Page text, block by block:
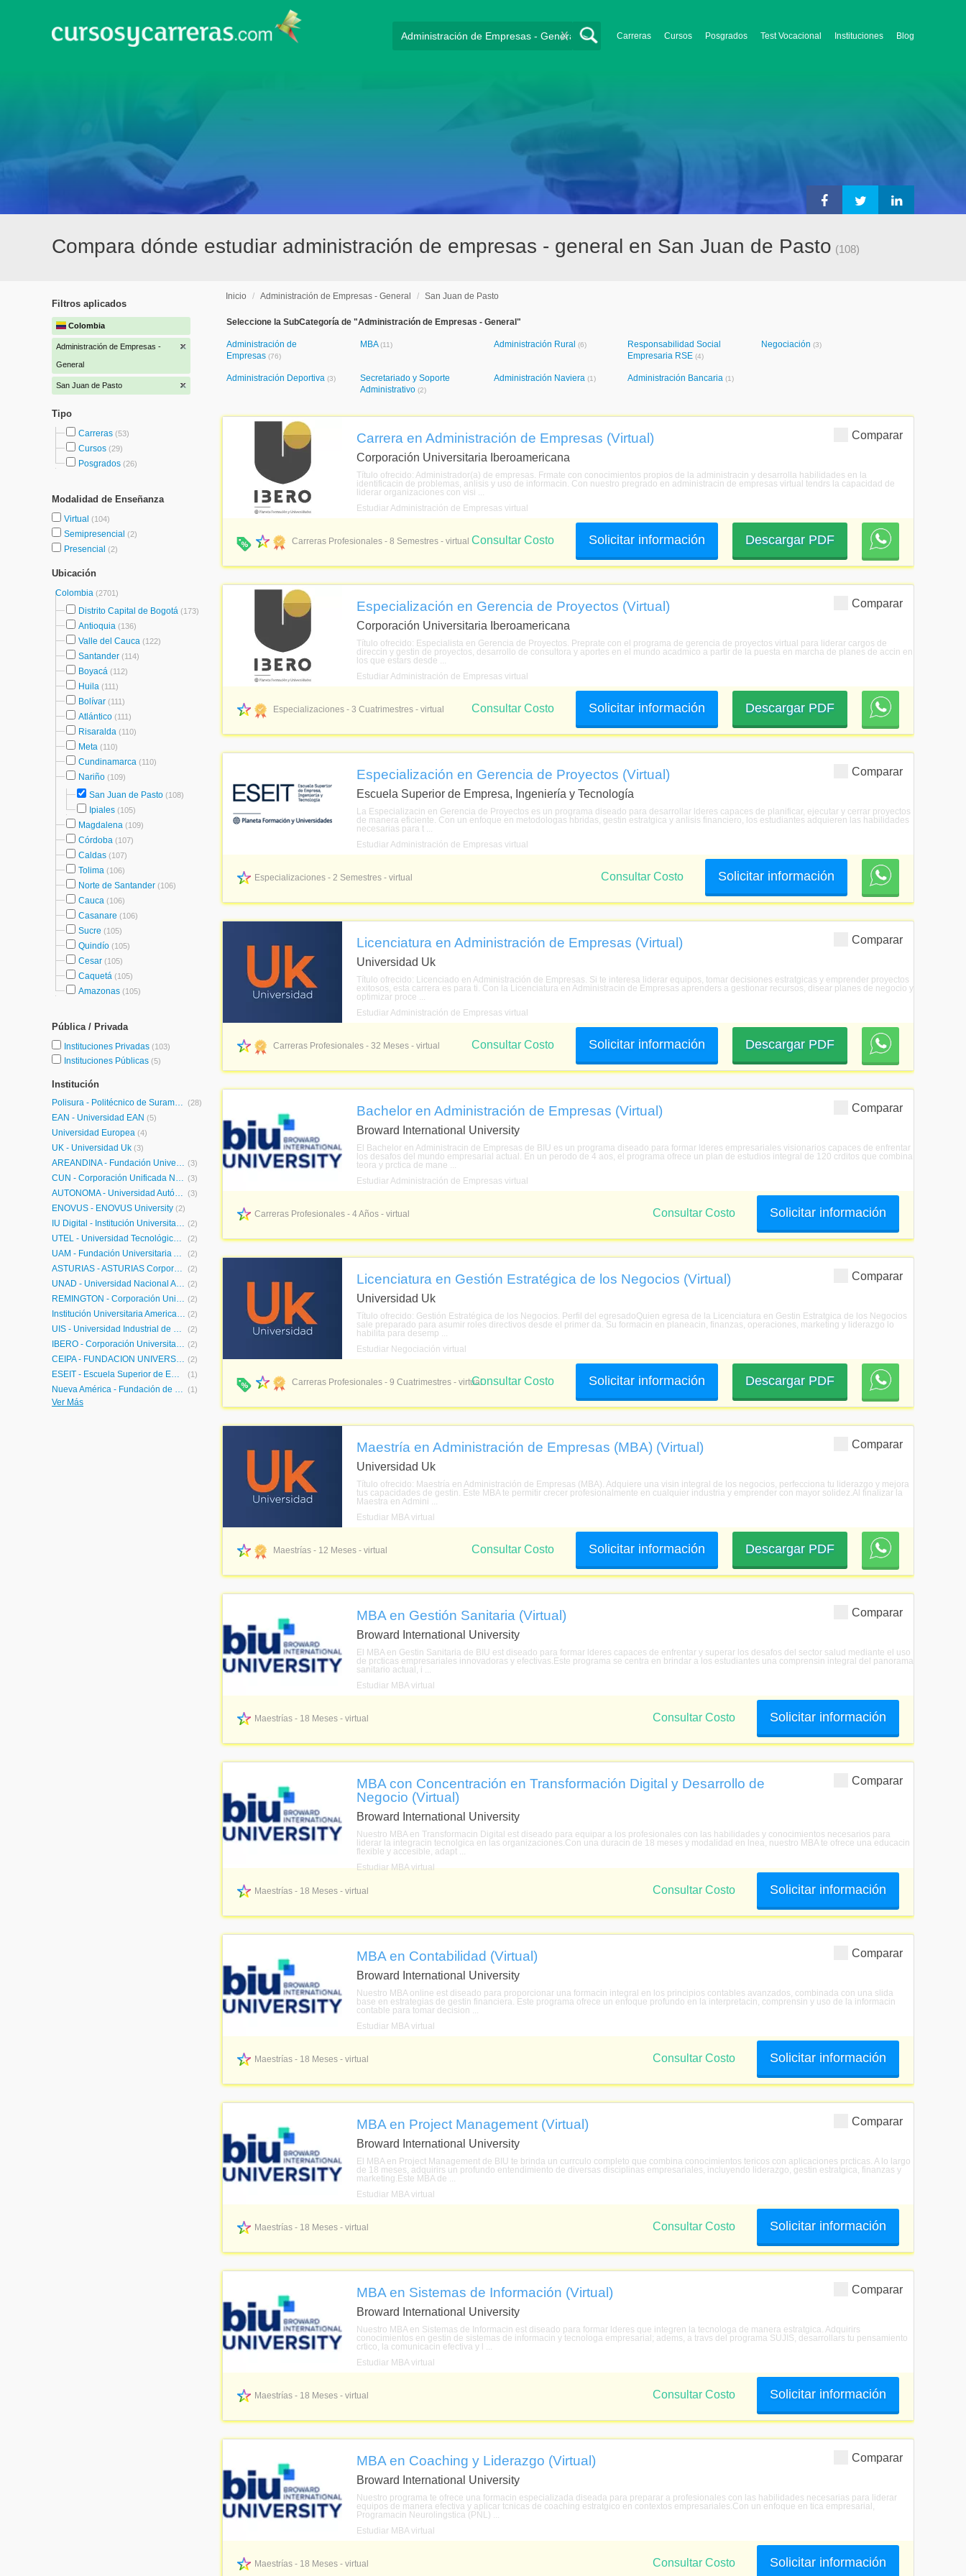
Carreras Cursos Posgrados Test Vocacional Instituciones Blog
X
Compara dónde estudiar administración de empresas - general en San Juan de Pasto (108)
Filtros aplicados
Colombia
Administración de Empresas -
General
San Juan de Pasto
Tipo
Carreras (53)
Cursos (29)
Posgrados (26)
Modalidad de Enseñanza
Virtual (104)
Semipresencial (2)
Presencial (2)
Ubicación
Colombia (2701)
Distrito Capital de Bogotá (173)
Antioquia (136)
Valle del Cauca (122)
Santander (114)
Boyacá (112)
Huila (111)
Bolívar (111)
Atlántico (111)
Risaralda (110)
Meta (110)
Cundinamarca (110)
Nariño (109)
San Juan de Pasto (108)
Ipiales (105)
Magdalena (109)
Córdoba (107)
Caldas (107)
Tolima (106)
Norte de Santander (106)
Cauca (106)
Casanare (106)
Sucre (105)
Quindío (105)
Cesar (105)
Caquetá (105)
Amazonas (105)
Pública / Privada
Instituciones Privadas (103)
Instituciones Públicas (5)
Institución
Polisura - Politécnico de Suramérica (28)
EAN - Universidad EAN (5)
Universidad Europea (4)
UK - Universidad Uk (3)
ÁREANDINA - Fundación Universitaria del Área Andina (3)
CUN - Corporación Unificada Nacional de Educación Superior (3)
AUTÓNOMA - Universidad Autónoma de Manizales (3)
ENOVUS - ENOVUS University (2)
IU Digital - Institución Universitaria Digital de Antioquia (2)
UTEL - Universidad Tecnológica Latinoamericana en Línea Colombia (2)
UAM - Fundación Universitaria Autónoma de las Américas (2)
ASTURIAS - ASTURIAS Corporación Universitaria (2)
UNAD - Universidad Nacional Abierta y a Distancia (2)
REMINGTON - Corporación Universitaria Remington (2)
Institución Universitaria Americana (2)
UIS - Universidad Industrial de Santander (2)
IBERO - Corporación Universitaria Iberoamericana (2)
CEIPA - FUNDACION UNIVERSITARIA-CEIPA- (2)
ESEIT - Escuela Superior de Empresa, Ingeniería y Tecnología (1)
Nueva América - Fundación de Educación Superior (1)
Ver Más
Inicio / Administración de Empresas - General / San Juan de Pasto
Seleccione la SubCategoría de "Administración de Empresas - General"
Administración de
Empresas (76)
MBA(11) Administración Rural (6)
Responsabilidad Social
Empresaria RSE (4)
Negociación (3)
Administración Deportiva (3)
Secretariado y Soporte
Administrativo (2)
Administración Naviera (1) Administración Bancaria (1)
Comparar
Carrera en Administración de Empresas (Virtual)
Corporación Universitaria Iberoamericana
Título ofrecido: Administrador(a) de empresas. Frmate con conocimientos propios de la administracin y desarrolla habilidades en la
identificacin de problemas, anlisis y uso de informacin. Con nuestro pregrado en administracin de empresas virtual tendrs la capacidad de
liderar organizaciones con visi ...
Estudiar Administración de Empresas virtual
Carreras Profesionales - 8 Semestres - virtual Descargar PDF
Solicitar información
Consultar Costo
Comparar
Especialización en Gerencia de Proyectos (Virtual)
Corporación Universitaria Iberoamericana
Título ofrecido: Especialista en Gerencia de Proyectos. Preprate con el programa de gerencia de proyectos virtual para liderar cargos de
direccin y gestin de proyectos, desarrollo de consultora y aportes en el mundo acadmico a partir de la puesta en marcha de planes de accin en
los que estars desde ...
Estudiar Administración de Empresas virtual
Especializaciones - 3 Cuatrimestres - virtual Descargar PDF
Solicitar información
Consultar Costo
Comparar
Especialización en Gerencia de Proyectos (Virtual)
Escuela Superior de Empresa, Ingeniería y Tecnología
La Especializacin en Gerencia de Proyectos es un programa diseado para desarrollar lderes capaces de planificar, ejecutar y cerrar proyectos
de manera eficiente. Con un enfoque en metodologas hbridas, gestin estratgica y anlisis financiero, los estudiantes adquieren las habilidades
necesarias para t ...
Estudiar Administración de Empresas virtual
Especializaciones - 2 Semestres - virtual Solicitar información
Consultar Costo
Comparar
Licenciatura en Administración de Empresas (Virtual)
Universidad Uk
Título ofrecido: Licenciado en Administración de Empresas. Si te interesa liderar equipos, tomar decisiones estratgicas y emprender proyectos
exitosos, esta carrera es para ti. Con la Licenciatura en Administracin de Empresas aprenders a gestionar recursos, disear planes de negocio y
optimizar proce ...
Estudiar Administración de Empresas virtual
Carreras Profesionales - 32 Meses - virtual Descargar PDF
Solicitar información
Consultar Costo
Comparar
Bachelor en Administración de Empresas (Virtual)
Broward International University
El Bachelor en Administracin de Empresas de BIU es un programa diseado para formar lderes empresariales visionarios capaces de enfrentar
los desafos del mundo empresarial actual. En un perodo de 4 aos, el programa ofrece un plan de estudios integral de 120 crditos que combina
teora y prctica de mane ...
Estudiar Administración de Empresas virtual
Carreras Profesionales - 4 Años - virtual Solicitar información
Consultar Costo
Comparar
Licenciatura en Gestión Estratégica de los Negocios (Virtual)
Universidad Uk
Título ofrecido: Gestión Estratégica de los Negocios. Perfil del egresadoQuien egresa de la Licenciatura en Gestin Estratgica de los Negocios
sale preparado para asumir roles directivos desde el primer da. Su formacin en planeacin, finanzas, operaciones, marketing y liderazgo lo
habilita para desemp ...
Estudiar Negociación virtual
Carreras Profesionales - 9 Cuatrimestres - virtual Descargar PDF
Solicitar información
Consultar Costo
Comparar
Maestría en Administración de Empresas (MBA) (Virtual)
Universidad Uk
Título ofrecido: Maestría en Administración de Empresas (MBA). Adquiere una visin integral de los negocios, perfecciona tu liderazgo y mejora
tus capacidades de gestin. Este MBA te permitir crecer profesionalmente en cualquier industria y emprender con mayor solidez.Al finalizar la
Maestra en Admini ...
Estudiar MBA virtual
Maestrías - 12 Meses - virtual Descargar PDF
Solicitar información
Consultar Costo
Comparar
MBA en Gestión Sanitaria (Virtual)
Broward International University
El MBA en Gestin Sanitaria de BIU est diseado para formar lderes capaces de enfrentar y superar los desafos del sector salud mediante el uso
de prcticas empresariales innovadoras y efectivas.Este programa se centra en brindar a los estudiantes una comprensin integral del panorama
sanitario actual, i ...
Estudiar MBA virtual
Maestrías - 18 Meses - virtual Solicitar información
Consultar Costo
Comparar
MBA con Concentración en Transformación Digital y Desarrollo de
Negocio (Virtual)
Broward International University
Nuestro MBA en Transformacin Digital est diseado para equipar a los profesionales con las habilidades y conocimientos necesarios para
liderar la integracin tecnolgica en las organizaciones.Con una duracin de 18 meses y modalidad en lnea, nuestro MBA te ofrece una educacin
flexible y accesible, adapt ...
Estudiar MBA virtual
Maestrías - 18 Meses - virtual Solicitar información
Consultar Costo
Comparar
MBA en Contabilidad (Virtual)
Broward International University
Nuestro MBA online est diseado para proporcionar una formacin integral en los principios contables avanzados, combinada con una slida
base en estrategias de gestin financiera. Este programa ofrece un enfoque profundo en la interpretacin, comprensin y uso de la informacin
contable para tomar decision ...
Estudiar MBA virtual
Maestrías - 18 Meses - virtual Solicitar información
Consultar Costo
Comparar
MBA en Project Management (Virtual)
Broward International University
El MBA en Project Management de BIU te brinda un currculo completo que combina conocimientos tericos con aplicaciones prcticas. A lo largo
de 18 meses, adquirirs un profundo entendimiento de diversas disciplinas empresariales, incluyendo liderazgo, gestin estratgica, finanzas y
marketing.Este MBA de ...
Estudiar MBA virtual
Maestrías - 18 Meses - virtual Solicitar información
Consultar Costo
Comparar
MBA en Sistemas de Información (Virtual)
Broward International University
Nuestro MBA en Sistemas de Informacin est diseado para formar lderes que integren la tecnologa de manera estratgica. Adquirirs
conocimientos en gestin de sistemas de informacin y tecnologa empresarial; adems, a travs del programa SUJIS, desarrollars tu pensamiento
crtico, la comunicacin efectiva y l ...
Estudiar MBA virtual
Maestrías - 18 Meses - virtual Solicitar información
Consultar Costo
Comparar
MBA en Coaching y Liderazgo (Virtual)
Broward International University
Nuestro programa te ofrece una formacin especializada diseada para preparar a profesionales con las habilidades necesarias para liderar
equipos de manera efectiva y aplicar tcnicas de coaching estratgico en contextos empresariales.Con un enfoque en tica empresarial,
Programacin Neurolingstica (PNL) ...
Estudiar MBA virtual
Maestrías - 18 Meses - virtual Solicitar información
Consultar Costo